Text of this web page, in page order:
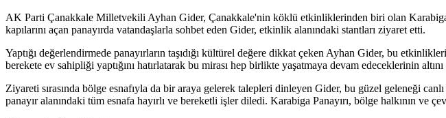
AK Parti Çanakkale Milletvekili Ayhan Gider, Çanakkale'nin köklü etkinliklerinden biri olan
kapılarını açan panayırda vatandaşlarla sohbet eden Gider, etkinlik alanındaki stantları ziyaret etti.
Yaptığı değerlendirmede panayırların taşıdığı kültürel değere dikkat çeken Ayhan Gider, bu
berekete ev sahipliği yaptığını hatırlatarak bu mirası hep birlikte yaşatmaya devam edeceklerinin
Ziyareti sırasında bölge esnafıyla da bir araya gelerek talepleri dinleyen Gider, bu güzel geleneği
panayır alanındaki tüm esnafa hayırlı ve bereketli işler diledi. Karabiga Panayırı, bölge halkının ve